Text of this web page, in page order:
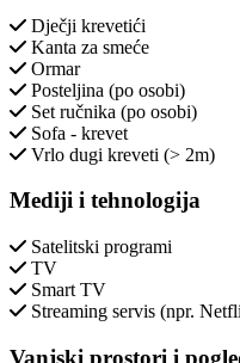
Dječji krevetići
Kanta za smeće
Ormar
Posteljina (po osobi)
Set ručnika (po osobi)
Sofa - krevet
Vrlo dugi kreveti (> 2m)
Mediji i tehnologija
Satelitski programi
TV
Smart TV
Streaming servis (npr.
Vanjski prostori i